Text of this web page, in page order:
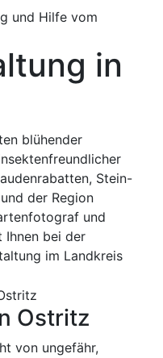
und Hilfe vom
in
blühender
Stein-
der Region
und
Ihnen bei der
im Landkreis
Ostritz
von ungefähr,